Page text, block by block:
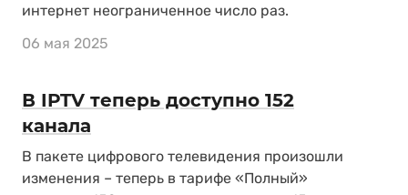
интернет неограниченное число раз.
06 мая 2025
В IPTV теперь доступно 152
канала
В пакете цифрового телевидения произошли
изменения – теперь в тарифе «Полный»